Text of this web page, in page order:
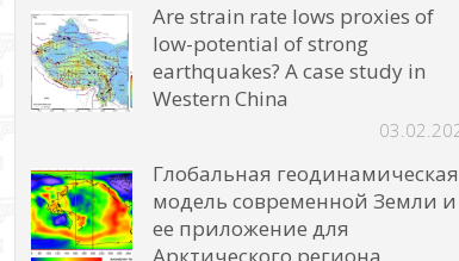
Are strain rate lows proxies of
low-potential of strong
earthquakes? A case study in
Western China
Глобальная геодинамическая
модель современной Земли и
ее приложение для